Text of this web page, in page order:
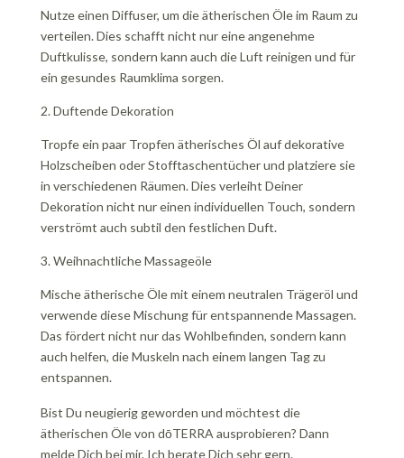
Nutze einen Diffuser, um die ätherischen Öle im Raum zu
verteilen. Dies schafft nicht nur eine angenehme
Duftkulisse, sondern kann auch die Luft reinigen und für
ein gesundes Raumklima sorgen.
2. Duftende Dekoration
Tropfe ein paar Tropfen ätherisches Öl auf dekorative
Holzscheiben oder Stofftaschentücher und platziere sie
in verschiedenen Räumen. Dies verleiht Deiner
Dekoration nicht nur einen individuellen Touch, sondern
verströmt auch subtil den festlichen Duft.
3. Weihnachtliche Massageöle
Mische ätherische Öle mit einem neutralen Trägeröl und
verwende diese Mischung für entspannende Massagen.
Das fördert nicht nur das Wohlbefinden, sondern kann
auch helfen, die Muskeln nach einem langen Tag zu
entspannen.
Bist Du neugierig geworden und möchtest die
ätherischen Öle von dōTERRA ausprobieren? Dann
melde Dich bei mir. Ich berate Dich sehr gern.